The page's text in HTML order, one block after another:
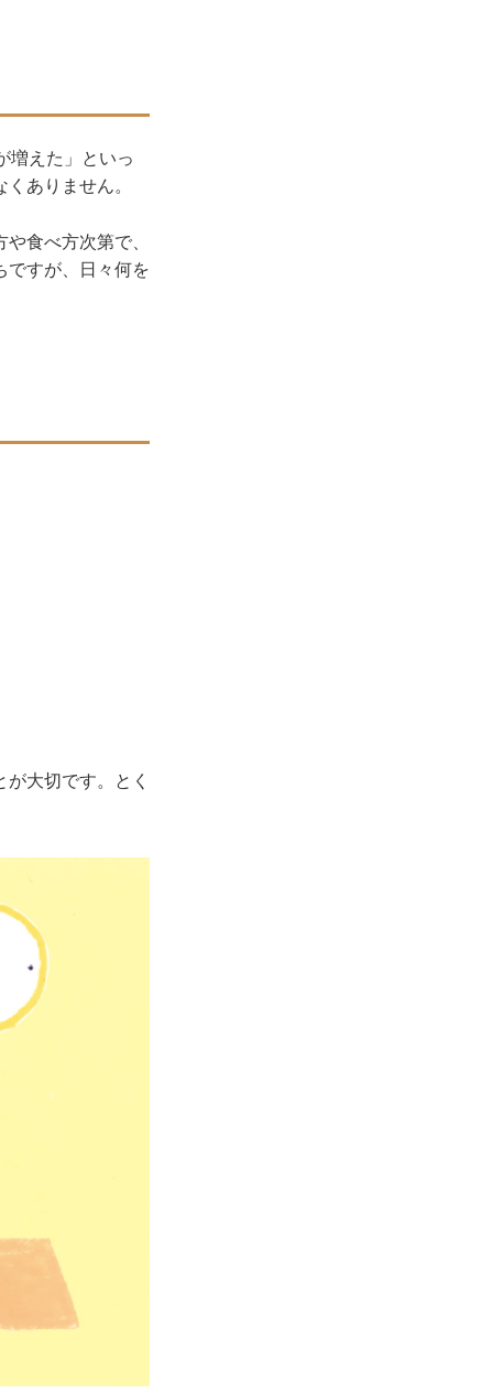
増えた」といっ
ありません。
食べ方次第で、
ですが、日々何を
大切です。とく